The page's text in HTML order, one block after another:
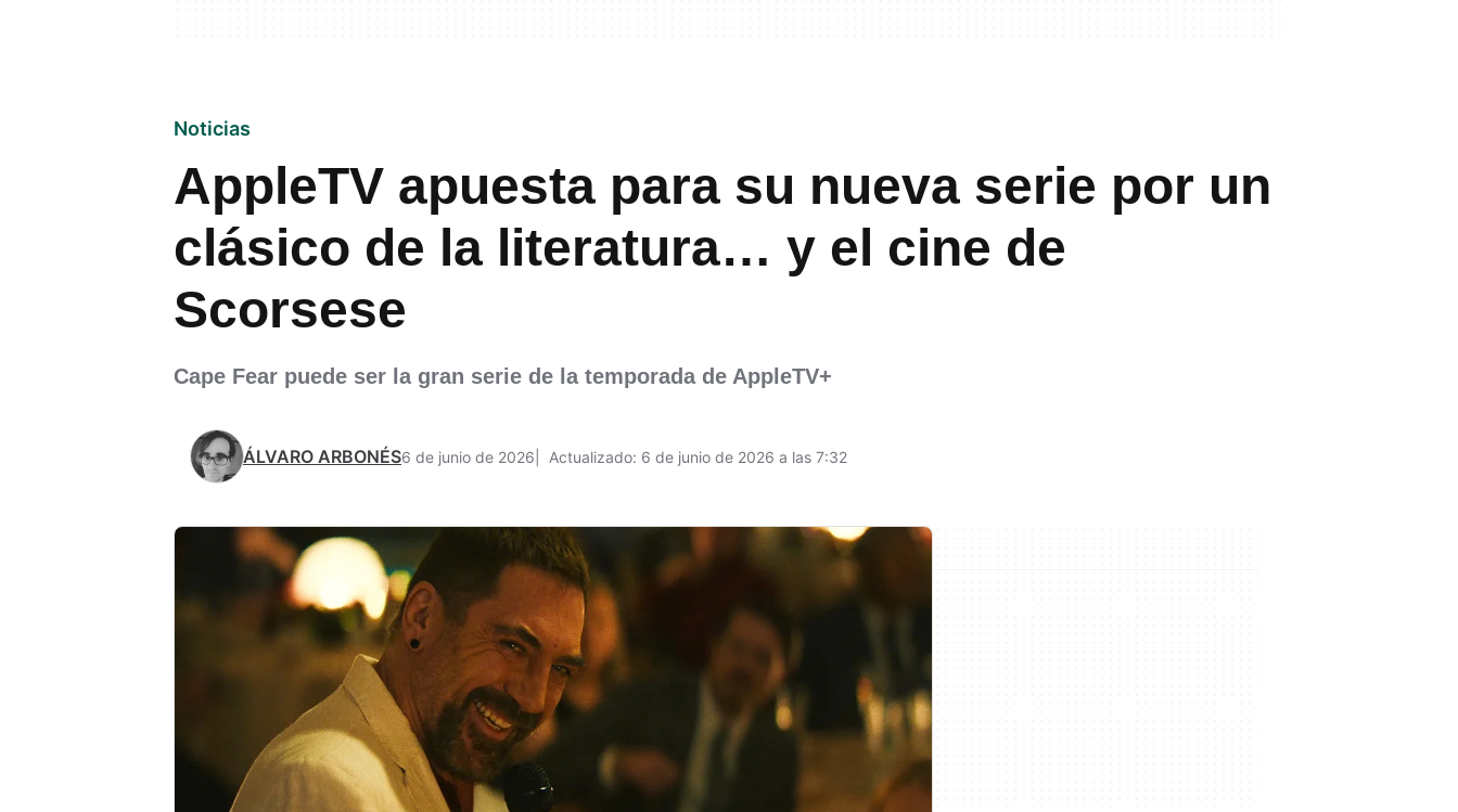
Noticias
AppleTV apuesta para su nueva serie por un
clásico de la literatura… y el cine de
Scorsese
Cape Fear puede ser la gran serie de la temporada de AppleTV+
ÁLVARO ARBONÉS6 de junio de 2026 Actualizado: 6 de junio de 2026 a las 7:32